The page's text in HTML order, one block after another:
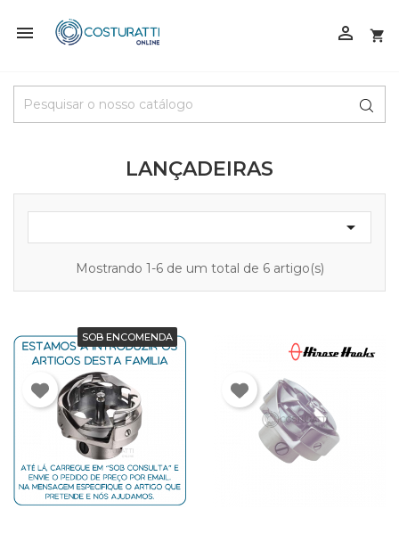
 

LANÇADEIRAS

Mostrando 1-6 de um total de 6 artigo(s)
SOB ENCOMENDA